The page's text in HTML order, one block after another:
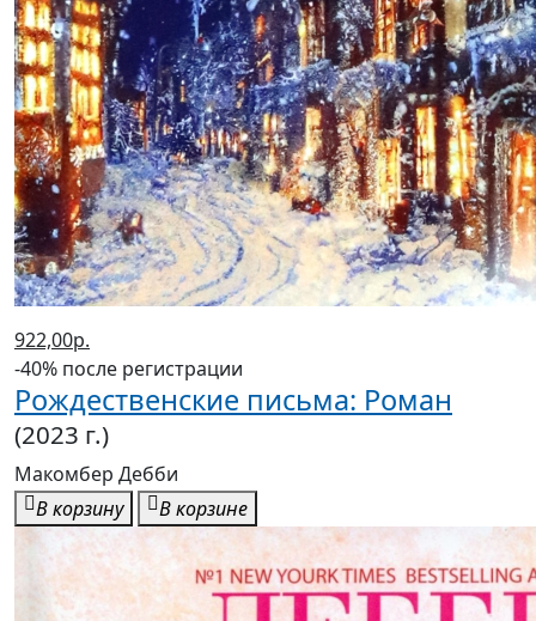
922,00р.
-40% после регистрации
Рождественские письма: Роман
(2023 г.)
Макомбер Дебби
В корзину